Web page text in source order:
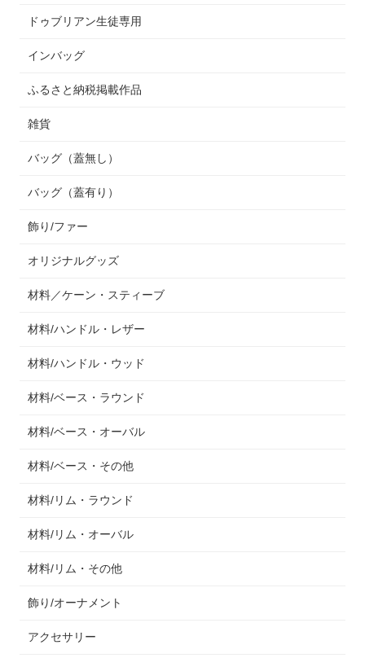
ドゥブリアン生徒専用
インバッグ
ふるさと納税掲載作品
雑貨
バッグ（蓋無し）
バッグ（蓋有り）
飾り/ファー
オリジナルグッズ
材料／ケーン・スティーブ
材料/ハンドル・レザー
材料/ハンドル・ウッド
材料/ベース・ラウンド
材料/ベース・オーバル
材料/ベース・その他
材料/リム・ラウンド
材料/リム・オーバル
材料/リム・その他
飾り/オーナメント
アクセサリー